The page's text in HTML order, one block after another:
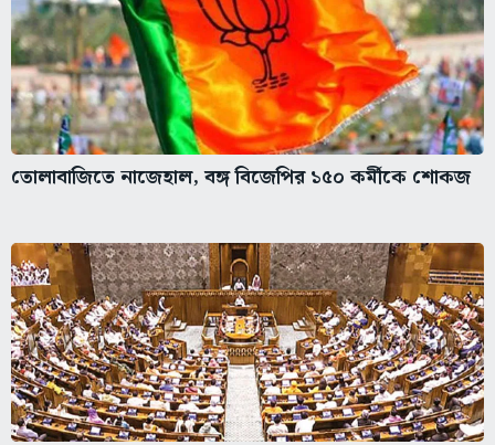
তোলাবাজিতে নাজেহাল, বঙ্গ বিজেপির ১৫০ কর্মীকে শোকজ